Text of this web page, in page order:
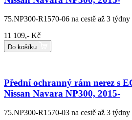
75.NP300-R1570-06 na cestě až 3 týdny
11 109,- Kč
Do košíku
Přední ochranný rám nerez s
Nissan Navara NP300, 2015-
75.NP300-R1570-03 na cestě až 3 týdny